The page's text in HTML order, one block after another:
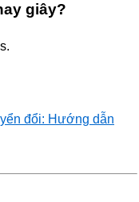
giây?
đổi: Hướng dẫn